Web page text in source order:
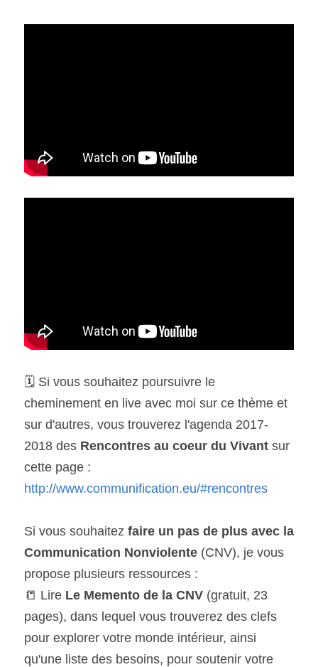
🗓 Si vous souhaitez poursuivre le
cheminement en live avec moi sur ce thème et
sur d'autres, vous trouverez l'agenda 2017-
2018 des Rencontres au coeur du Vivant sur
http://www.communification.eu/#rencontres
Si vous souhaitez faire un pas de plus avec la
Communication Nonviolente (CNV), je vous
propose plusieurs ressources :
📒 Lire Le Memento de la CNV (gratuit, 23
pages), dans lequel vous trouverez des clefs
pour explorer votre monde intérieur, ainsi
qu'une liste des besoins, pour soutenir votre